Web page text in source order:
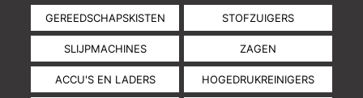
GEREEDSCHAPSKISTEN STOFZUIGERS
SLIJPMACHINES ZAGEN
ACCU'S EN LADERS HOGEDRUKREINIGERS